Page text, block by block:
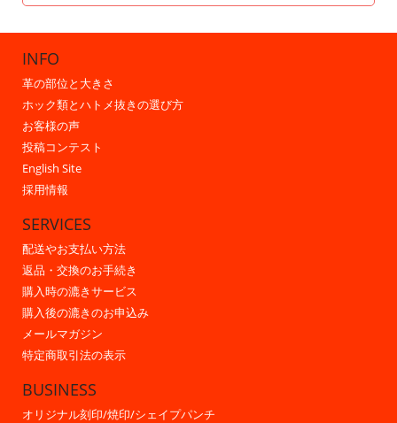
INFO
革の部位と大きさ
ホック類とハトメ抜きの選び方
お客様の声
投稿コンテスト
English Site
採用情報
SERVICES
配送やお支払い方法
返品・交換のお手続き
購入時の漉きサービス
購入後の漉きのお申込み
メールマガジン
特定商取引法の表示
BUSINESS
オリジナル刻印/焼印/シェイプパンチ